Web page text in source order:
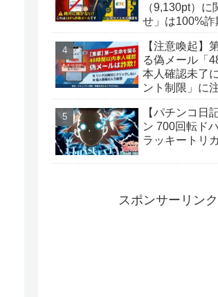
（9,130pt）に
せ」は100%詐
【注意喚起】
る偽メール「
本人確認未了
ント制限」に
【パチンコ日
ン 700回転ド
ラッキートリ
スポンサーリンク